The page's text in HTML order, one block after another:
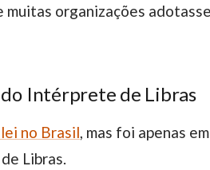
muitas organizações
Intérprete de Libras
no Brasil, mas foi apenas
Libras.